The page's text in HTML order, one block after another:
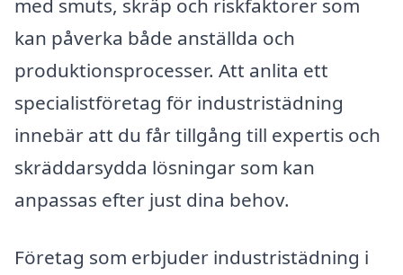
med smuts, skräp och riskfaktorer som
kan påverka både anställda och
produktionsprocesser. Att anlita ett
specialistföretag för industristädning
innebär att du får tillgång till expertis och
skräddarsydda lösningar som kan
anpassas efter just dina behov.
Företag som erbjuder industristädning i